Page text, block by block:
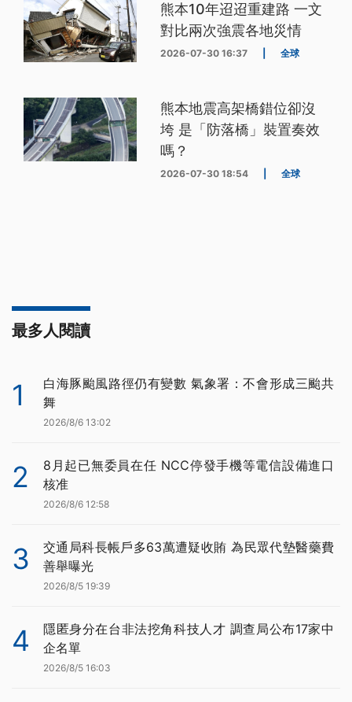
熊本10年迢迢重建路 一文
對比兩次強震各地災情
2026-07-30 16:37 全球
熊本地震高架橋錯位卻沒
垮 是「防落橋」裝置奏效
嗎？
2026-07-30 18:54 全球
最多人閱讀
1
白海豚颱風路徑仍有變數 氣象署：不會形成三颱共
舞
2026/8/6 13:02
2
8月起已無委員在任 NCC停發手機等電信設備進口
核准
2026/8/6 12:58
3
交通局科長帳戶多63萬遭疑收賄 為民眾代墊醫藥費
善舉曝光
2026/8/5 19:39
4
隱匿身分在台非法挖角科技人才 調查局公布17家中
企名單
2026/8/5 16:03